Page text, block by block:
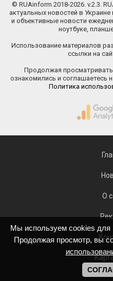
© RUAinform 2018-2026. v.2.3.
актуальных новостей в
и объективные новости
ноутбуке,
Использование материалов
ссылки на
Продолжая
ознакомились и соглашаетесь
Политика
О
Мы используем cookies для
Продолжая просмотр, вы